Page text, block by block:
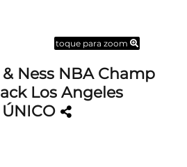
toque para zoom
Ness NBA Champ
Los Angeles